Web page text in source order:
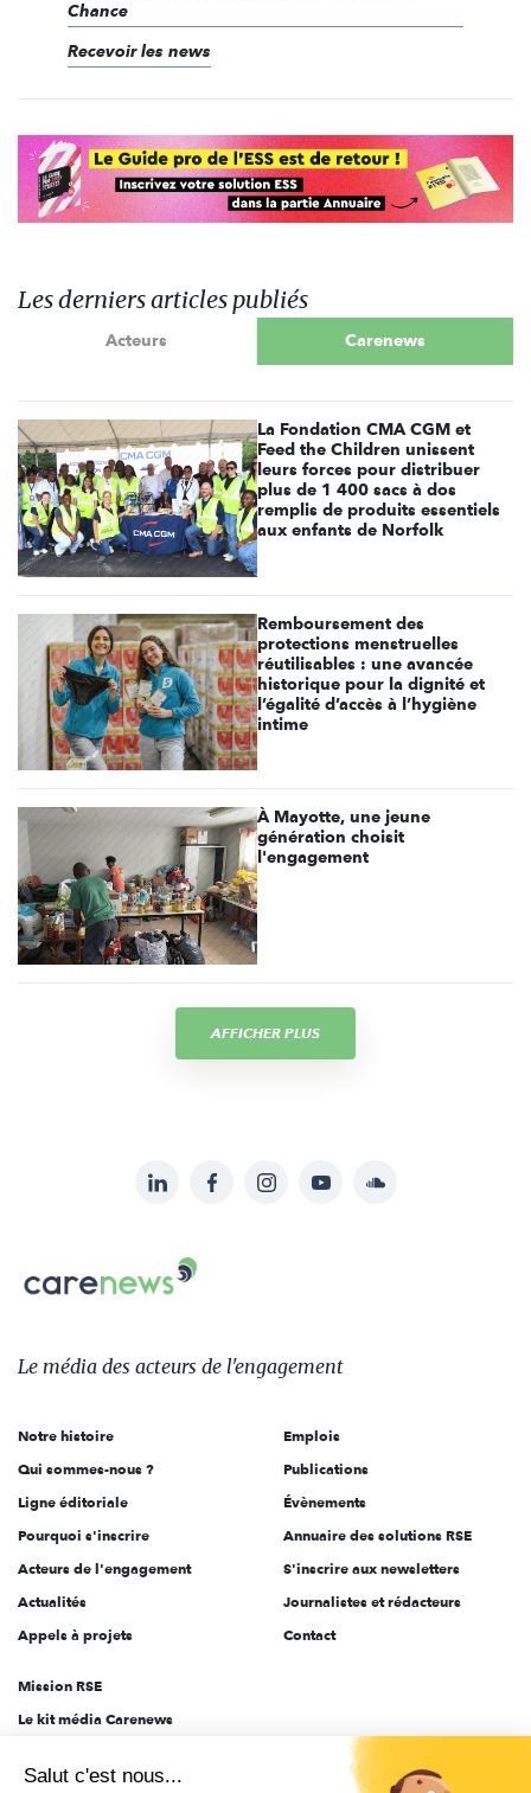
Chance
Recevoir les news
Les derniers articles publiés
Acteurs Carenews
La Fondation CMA CGM et
Feed the Children unissent
leurs forces pour distribuer
plus de 1 400 sacs à dos
remplis de produits essentiels
aux enfants de Norfolk
Remboursement des
protections menstruelles
réutilisables : une avancée
historique pour la dignité et
l’égalité d’accès à l’hygiène
intime
À Mayotte, une jeune
génération choisit
l'engagement
AFFICHER PLUS
sur:
LinkedInFacebookInstagramYouTubeSoundcloud
Carenews,
Le
des
l'engagement
Le média des acteurs de l'engagement
Notre histoire
Qui sommes-nous ?
Ligne éditoriale
Pourquoi s'inscrire
Acteurs de l'engagement
Actualités
Appels à projets
Emplois
Publications
Évènements
Annuaire des solutions RSE
S'inscrire aux newsletters
Journalistes et rédacteurs
Contact
Mission RSE
Le kit média Carenews
AEF info
Salut c'est nous...